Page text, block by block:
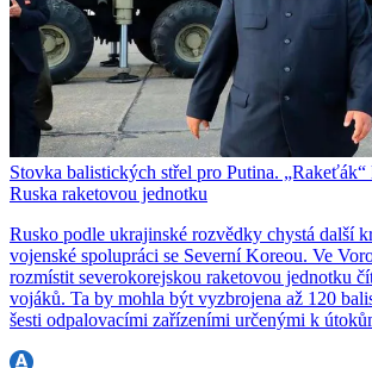
Stovka balistických střel pro Putina.
Ruska raketovou jednotku
Rusko podle ukrajinské rozvědky chystá další
vojenské spolupráci se Severní Koreou. Ve
rozmístit severokorejskou raketovou jednotku
vojáků. Ta by mohla být vyzbrojena až 120
šesti odpalovacími zařízeními určenými k